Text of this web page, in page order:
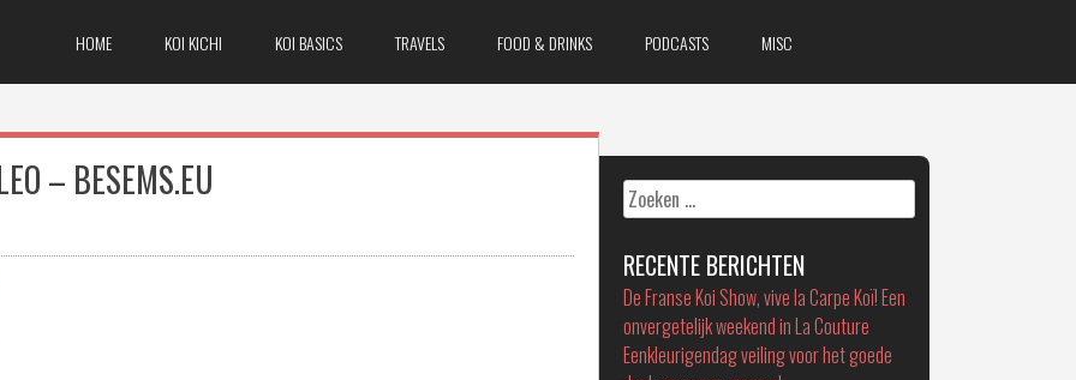
HOME KOI KICHI KOI BASICS TRAVELS FOOD & DRINKS PODCASTS MISC
– BESEMS.EU
Zoeken
naar:
RECENTE BERICHTEN
De Franse Koi Show, vive la Carpe Koï! Een
onvergetelijk weekend in La Couture
Eenkleurigendag veiling voor het goede